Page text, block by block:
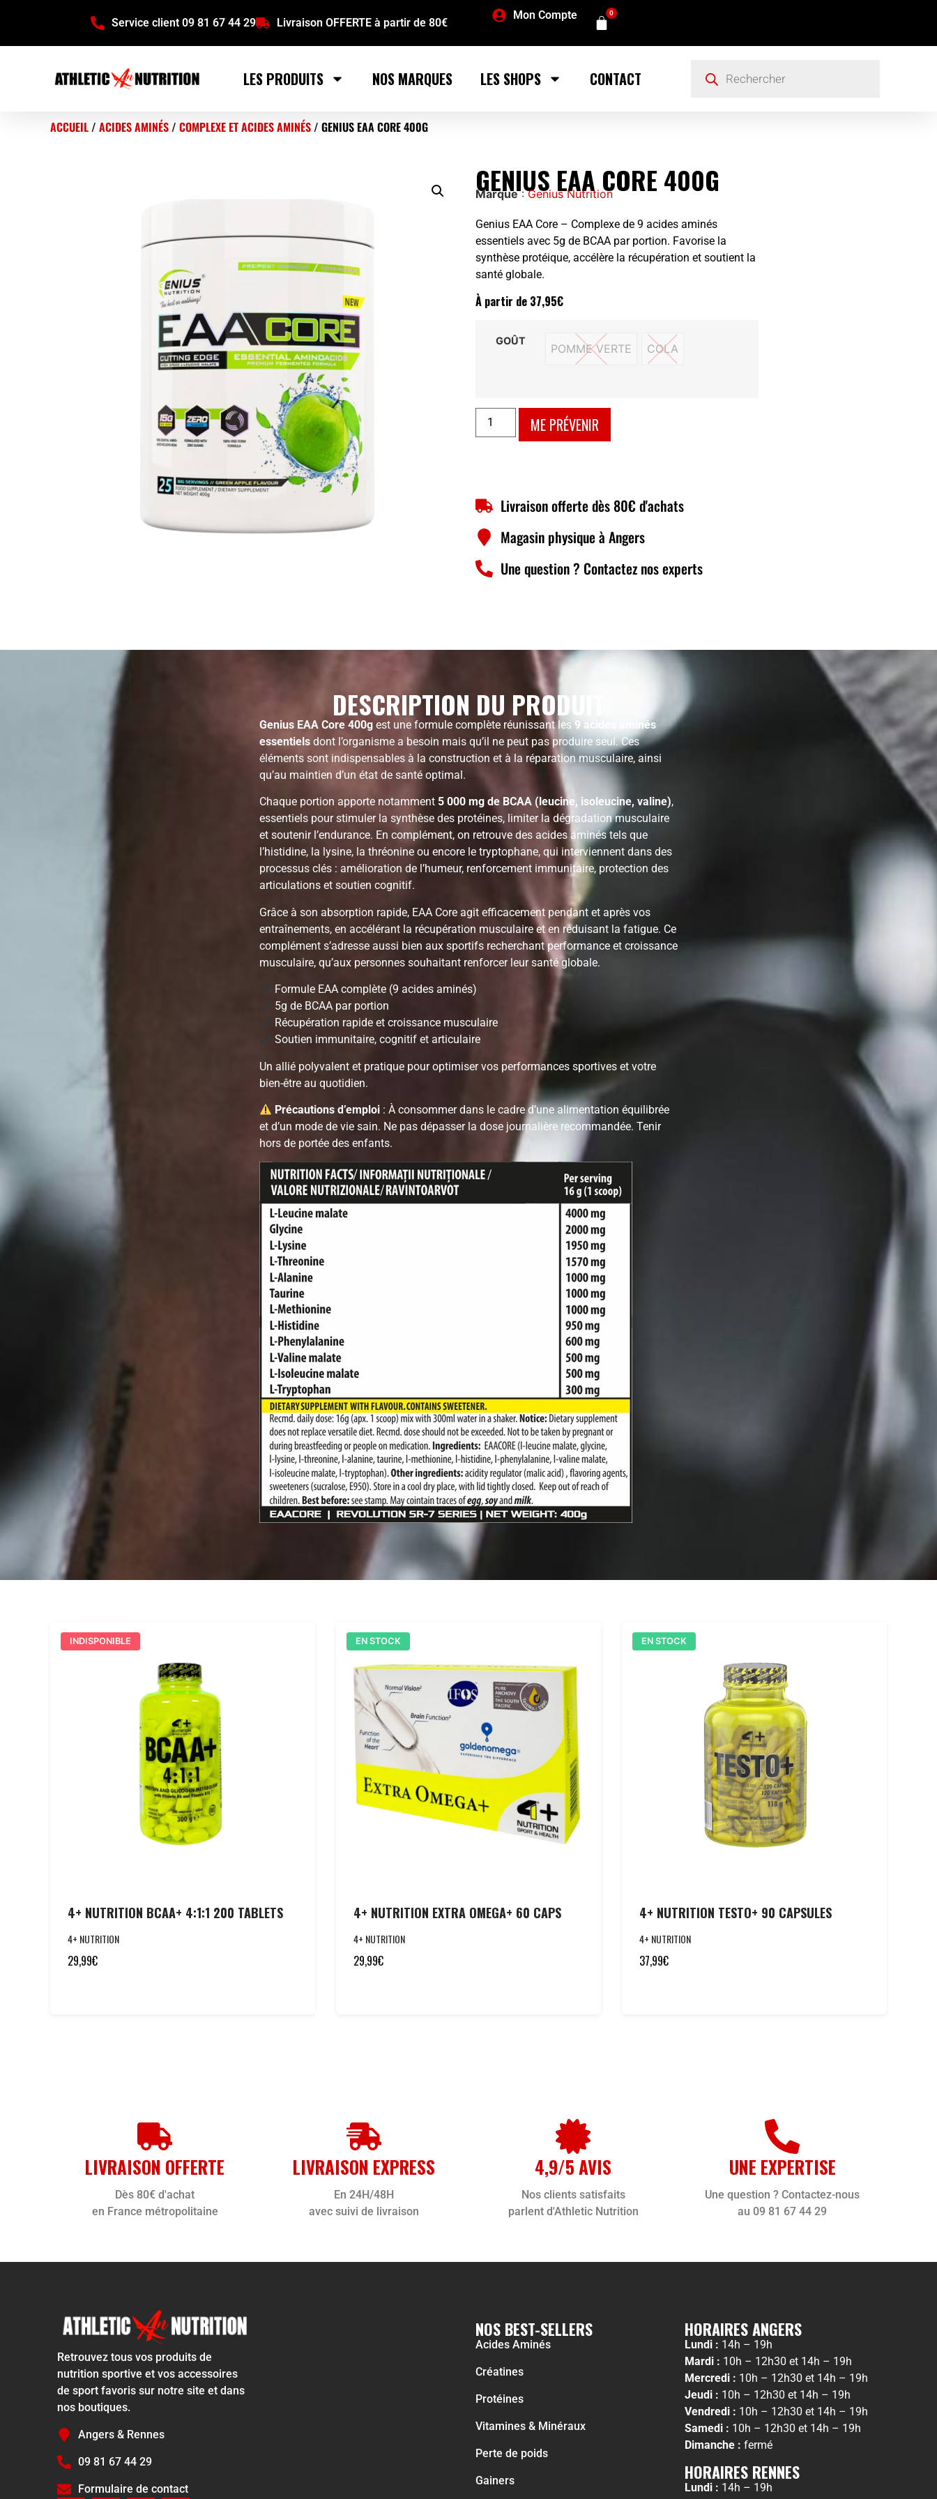
Service client 09 81 67 44 29 Livraison OFFERTE à partir de 80€
Mon Compte 0
LES PRODUITS NOS MARQUES LES SHOPS CONTACT
ACCUEIL/ ACIDES AMINÉS/ COMPLEXE ET ACIDES AMINÉS/ GENIUS EAA CORE 400G
GENIUS EAA CORE 400G
Marque:Genius Nutrition
Genius EAA Core – Complexe de 9 acides aminés
essentiels avec 5g de BCAA par portion. Favorise la
synthèse protéique, accélère la récupération et soutient la
santé globale.
À partir de 37,95€
GOÛT
POMME VERTE
POMME VERTE
COLA
COLA
ME PRÉVENIR
Livraison offerte dès 80€ d'achats
Magasin physique à Angers
Une question ? Contactez nos experts
DESCRIPTION DU PRODUIT
Genius EAA Core 400g est une formule complète réunissant les 9 acides aminés
essentiels dont l’organisme a besoin mais qu’il ne peut pas produire seul. Ces
éléments sont indispensables à la construction et à la réparation musculaire, ainsi
qu’au maintien d’un état de santé optimal.
Chaque portion apporte notamment 5 000 mg de BCAA (leucine, isoleucine, valine),
essentiels pour stimuler la synthèse des protéines, limiter la dégradation musculaire
et soutenir l’endurance. En complément, on retrouve des acides aminés tels que
l’histidine, la lysine, la thréonine ou encore le tryptophane, qui interviennent dans des
processus clés : amélioration de l’humeur, renforcement immunitaire, protection des
articulations et soutien cognitif.
Grâce à son absorption rapide, EAA Core agit efficacement pendant et après vos
entraînements, en accélérant la récupération musculaire et en réduisant la fatigue. Ce
complément s’adresse aussi bien aux sportifs recherchant performance et croissance
musculaire, qu’aux personnes souhaitant renforcer leur santé globale.
Formule EAA complète (9 acides aminés)
5g de BCAA par portion
Récupération rapide et croissance musculaire
Soutien immunitaire, cognitif et articulaire
Un allié polyvalent et pratique pour optimiser vos performances sportives et votre
bien-être au quotidien.
Précautions d’emploi : À consommer dans le cadre d’une alimentation équilibrée
et d’un mode de vie sain. Ne pas dépasser la dose journalière recommandée. Tenir
hors de portée des enfants.
INDISPONIBLE
4+ NUTRITION BCAA+ 4:1:1 200 TABLETS
4+ NUTRITION
29,99€
EN STOCK
4+ NUTRITION EXTRA OMEGA+ 60 CAPS
4+ NUTRITION
29,99€
EN STOCK
4+ NUTRITION TESTO+ 90 CAPSULES
4+ NUTRITION
37,99€
LIVRAISON OFFERTE
Dès 80€ d'achat
en France métropolitaine
LIVRAISON EXPRESS
En 24H/48H
avec suivi de livraison
4,9/5 AVIS
Nos clients satisfaits
parlent d'Athletic Nutrition
UNE EXPERTISE
Une question ? Contactez-nous
au 09 81 67 44 29
Retrouvez tous vos produits de
nutrition sportive et vos accessoires
de sport favoris sur notre site et dans
nos boutiques.
Angers & Rennes
09 81 67 44 29
Formulaire de contact
NOS BEST-SELLERS
Acides Aminés
Créatines
Protéines
Vitamines & Minéraux
Perte de poids
Gainers
HORAIRES ANGERS
Lundi : 14h – 19h
Mardi : 10h – 12h30 et 14h – 19h
Mercredi : 10h – 12h30 et 14h – 19h
Jeudi : 10h – 12h30 et 14h – 19h
Vendredi : 10h – 12h30 et 14h – 19h
Samedi : 10h – 12h30 et 14h – 19h
Dimanche : fermé
HORAIRES RENNES
Lundi : 14h – 19h